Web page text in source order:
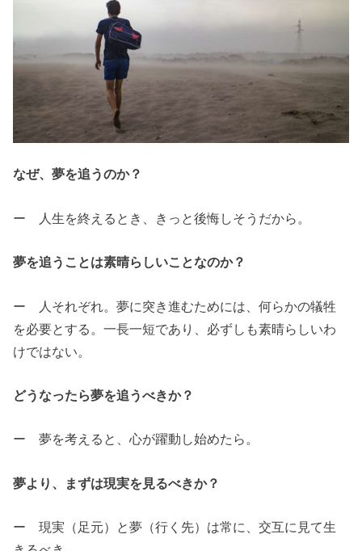
なぜ、夢を追うのか？
ー 人生を終えるとき、きっと後悔しそうだから。
夢を追うことは素晴らしいことなのか？
ー 人それぞれ。夢に突き進むためには、何らかの犠牲
を必要とする。一長一短であり、必ずしも素晴らしいわ
けではない。
どうなったら夢を追うべきか？
ー 夢を考えると、心が躍動し始めたら。
夢より、まずは現実を見るべきか？
ー 現実（足元）と夢（行く先）は常に、交互に見て生